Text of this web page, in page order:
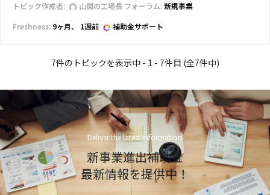
トピック作成者: 山間の工場長 フォーラム:新規事業
9ヶ月、 1週前
補助金サポート
7件のトピックを表示中 - 1 - 7件目 (全7件中)
Deliver the latest information
新事業進出補助金
最新情報を提供中！